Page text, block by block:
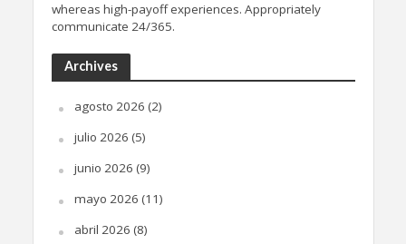
whereas high-payoff experiences. Appropriately
communicate 24/365.
Archives
agosto 2026 (2)
julio 2026 (5)
junio 2026 (9)
mayo 2026 (11)
abril 2026 (8)